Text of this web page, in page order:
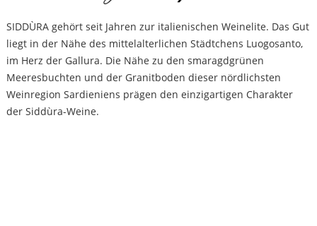
SIDDÙRA gehört seit Jahren zur italienischen Weinelite. Das Gut
liegt in der Nähe des mittelalterlichen Städtchens Luogosanto,
im Herz der Gallura. Die Nähe zu den smaragdgrünen
Meeresbuchten und der Granitboden dieser nördlichsten
Weinregion Sardieniens prägen den einzigartigen Charakter
der Siddùra-Weine.